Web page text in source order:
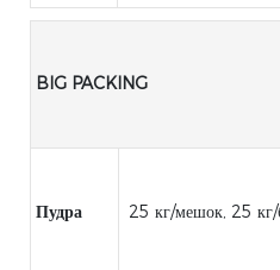
BIG PACKING
Пудра 25 кг/мешок, 25 кг/